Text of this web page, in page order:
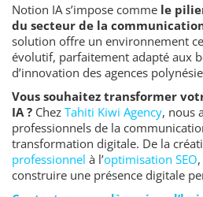
Notion IA s’impose comme le
du secteur de la
solution offre un environnement
évolutif, parfaitement adapté aux
d’innovation des agences
Vous souhaitez transformer
IA ? Chez Tahiti Kiwi Agency, nous
professionnels de la
transformation digitale. De la
professionnel à l’optimisation SEO
construire une présence digitale